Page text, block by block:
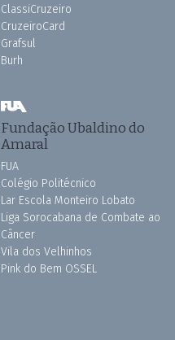
ClassiCruzeiro
CruzeiroCard
Grafsul
Burh
Fundação Ubaldino do
Amaral
FUA
Colégio Politécnico
Lar Escola Monteiro Lobato
Liga Sorocabana de Combate ao
Câncer
Vila dos Velhinhos
Pink do Bem OSSEL